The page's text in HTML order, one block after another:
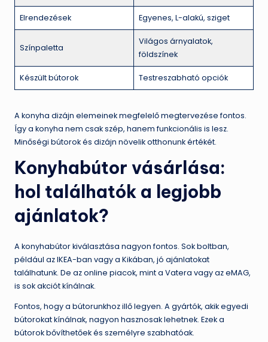
Elrendezések Egyenes, L-alakú, sziget
Színpaletta
Világos árnyalatok,
földszínek
Készült bútorok Testreszabható opciók
A konyha dizájn elemeinek megfelelő megtervezése fontos.
Így a konyha nem csak szép, hanem funkcionális is lesz.
Minőségi bútorok és dizájn növelik otthonunk értékét.
Konyhabútor vásárlása:
hol találhatók a legjobb
ajánlatok?
A konyhabútor kiválasztása nagyon fontos. Sok boltban,
például az IKEA-ban vagy a Kikában, jó ajánlatokat
találhatunk. De az online piacok, mint a Vatera vagy az eMAG,
is sok akciót kínálnak.
Fontos, hogy a bútorunkhoz illő legyen. A gyártók, akik egyedi
bútorokat kínálnak, nagyon hasznosak lehetnek. Ezek a
bútorok bővíthetőek és személyre szabhatóak.